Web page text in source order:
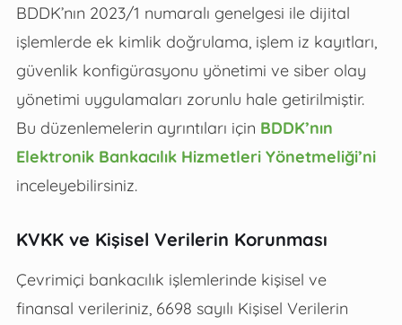
BDDK’nın 2023/1 numaralı genelgesi ile dijital
işlemlerde ek kimlik doğrulama, işlem iz kayıtları,
güvenlik konfigürasyonu yönetimi ve siber olay
yönetimi uygulamaları zorunlu hale getirilmiştir.
Bu düzenlemelerin ayrıntıları için BDDK’nın
Elektronik Bankacılık Hizmetleri Yönetmeliği’ni
inceleyebilirsiniz.
KVKK ve Kişisel Verilerin Korunması
Çevrimiçi bankacılık işlemlerinde kişisel ve
finansal verileriniz, 6698 sayılı Kişisel Verilerin